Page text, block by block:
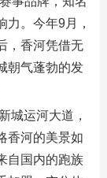
力。今年9月，
，香河凭借无
朝气蓬勃的发
城运河大道，
香河的美景如
自国内的跑族